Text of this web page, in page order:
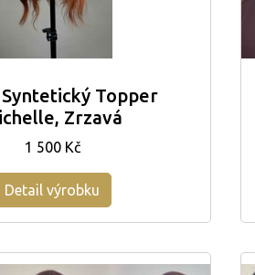
Topper
Zrzavá
1 500 Kč
Detail výrobku